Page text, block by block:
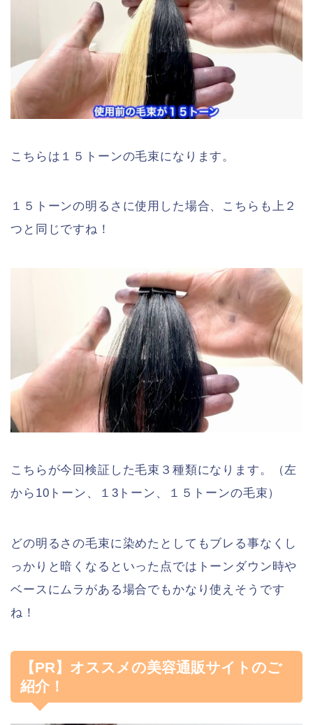
こちらは１５トーンの毛束になります。
１５トーンの明るさに使用した場合、こちらも上２
つと同じですね！
こちらが今回検証した毛束３種類になります。（左
から10トーン、１3トーン、１５トーンの毛束）
どの明るさの毛束に染めたとしてもブレる事なくし
っかりと暗くなるといった点ではトーンダウン時や
ベースにムラがある場合でもかなり使えそうです
ね！
【PR】オススメの美容通販サイトのご
紹介！